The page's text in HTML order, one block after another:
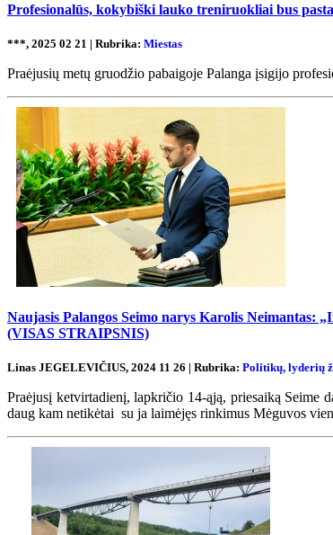
Profesionalūs, kokybiški lauko treniruokliai bus
***, 2025 02 21 | Rubrika: Miestas
Praėjusių metų gruodžio pabaigoje Palanga įsigijo
Naujasis Palangos Seimo narys Karolis Neimantas:
(VISAS STRAIPSNIS)
Linas JEGELEVIČIUS, 2024 11 26 | Rubrika: Politikų, lyderių
Praėjusį ketvirtadienį, lapkričio 14-ąją, priesaiką Seime
daug kam netikėtai su ja laimėjęs rinkimus Mėguvos